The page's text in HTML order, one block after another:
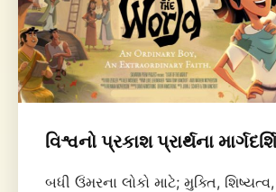
વિશ્વનો પ્રકાશ પ્રાર્થના
બધી ઉંમરના લોકો માટે; મુક્તિ,